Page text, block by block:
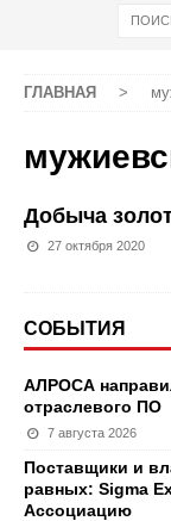
ГЛАВНАЯ >
Добыча
27 октября 2020
СОБЫТИЯ
АЛРОСА
отраслевого ПО
7 августа 2026
Поставщики и
равных: Sigma
Ассоциацию